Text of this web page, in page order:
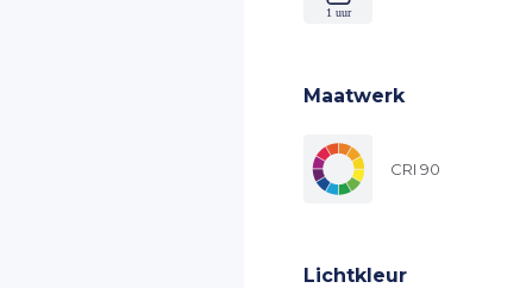
Maatwerk
CRI 90
Lichtkleur